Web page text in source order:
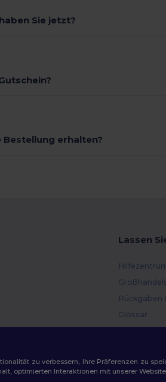
Sie jetzt?
Bestellung erhalten?
Lassen
Rückgaben
Glossar
zu verbessern, Ihre Präferenzen zu
optimierten Interaktionen mit unserer